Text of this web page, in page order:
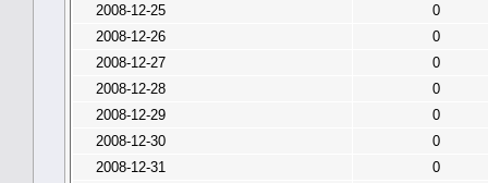
2008-12-25
0
2008-12-26
0
2008-12-27
0
2008-12-28
0
2008-12-29
0
2008-12-30
0
2008-12-31
0